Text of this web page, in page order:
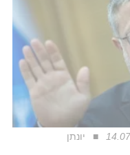
יונתן